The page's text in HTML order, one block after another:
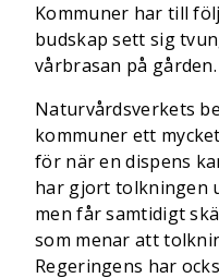
Kommuner har till
budskap sett sig
vårbrasan på gården.
Naturvårdsverkets
kommuner ett
för när en dispens
har gjort tolkningen
men får samtidigt
som menar att
Regeringens har